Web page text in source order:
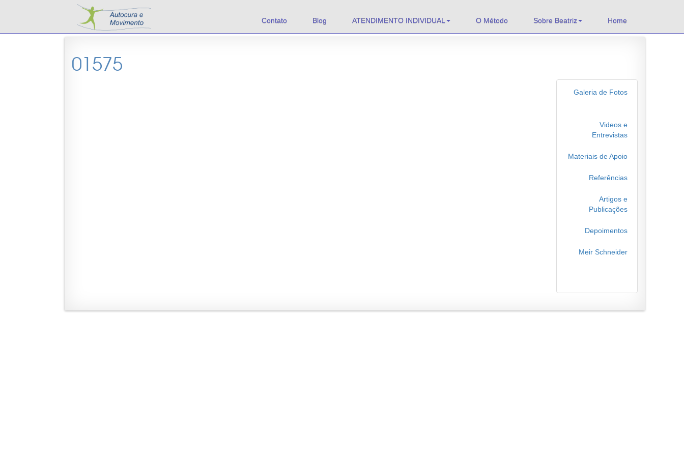
Contato Blog ATENDIMENTO INDIVIDUAL O Método Sobre Beatriz Home
01575
Galeria de Fotos
Videos e
Entrevistas
Materiais de Apoio
Referências
Artigos e
Publicações
Depoimentos
Meir Schneider